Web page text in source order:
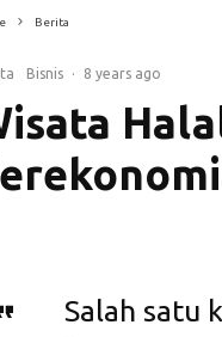
Berita
Bisnis · 8 years ago
Salah satu